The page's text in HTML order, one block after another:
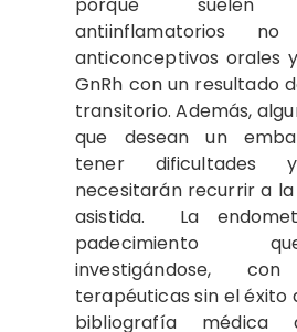
antiinflamatorios no
anticonceptivos orales
GnRh con un resultado
transitorio. Además,
que desean un
tener
necesitarán recurrir a
asistida. La
padecimiento
investigándose,
terapéuticas sin el éxito
bibliografía médica